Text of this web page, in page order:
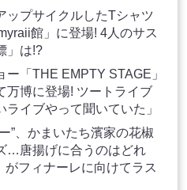
ップサイクルしたTシャツ
館」に登場! 4人のサス
」は!?
「THE EMPTY STAGE」
万博に登場! ツートライブ
ライブやって聞いていた」
”、かまいたち濱家の花椒
…唐揚げに合うのはどれ
フィナーレに向けてラス